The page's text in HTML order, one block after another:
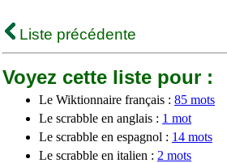
Liste précédente
Voyez cette liste pour :
Le Wiktionnaire français : 85 mots
Le scrabble en anglais : 1 mot
Le scrabble en espagnol : 14 mots
Le scrabble en italien : 2 mots